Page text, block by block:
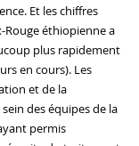
Et les chiffres
Rouge éthiopienne a
plus rapidement
en cours). Les
et de la
des équipes de la
permis